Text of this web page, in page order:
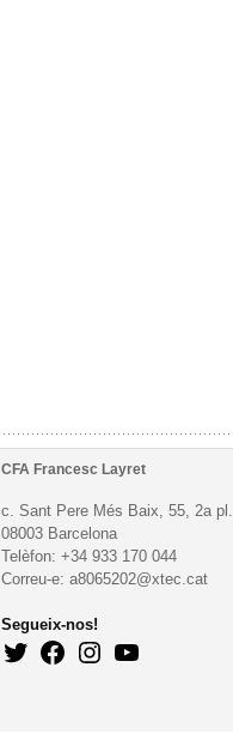
CFA Francesc Layret
c. Sant Pere Més Baix, 55, 2a pl.
08003 Barcelona
Telèfon: +34 933 170 044
Correu-e: a8065202@xtec.cat
Segueix-nos!